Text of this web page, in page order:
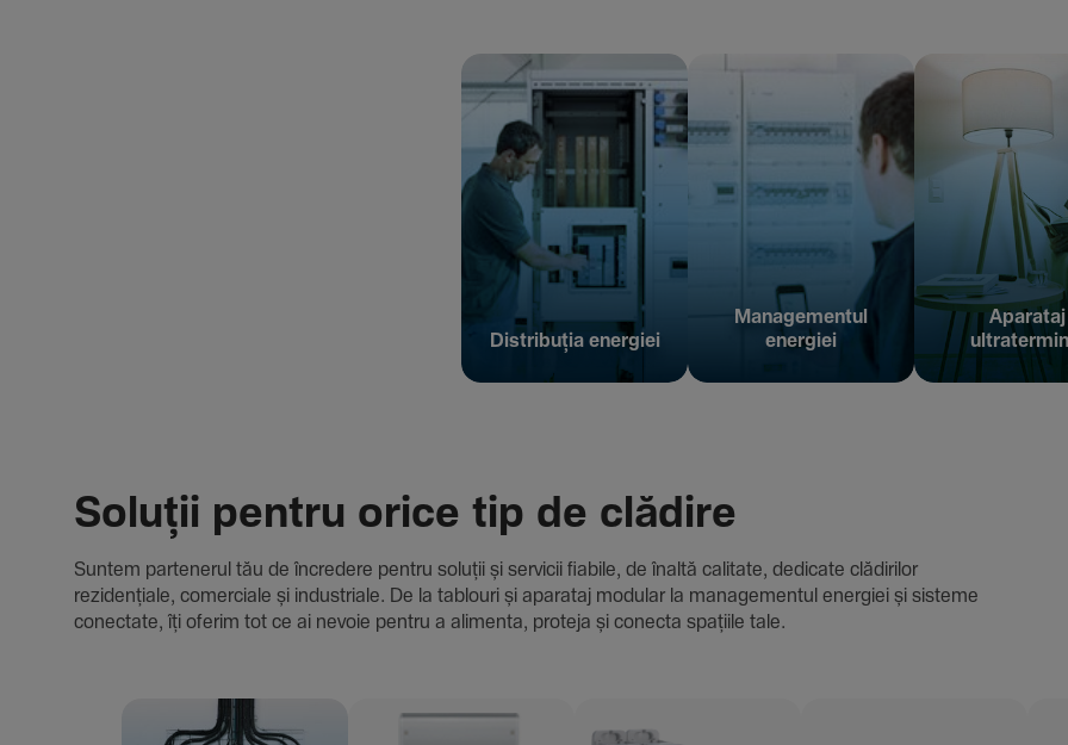
Distribuția energiei
Managementul
energiei
Aparataj
Soluții pentru orice tip de clădire
Suntem parte­nerul tău de încre­dere pentru soluții și servicii fiabile, de înaltă cali­tate, dedi­cate clădi­rilor
rezi­den­țiale, comer­ciale și indus­triale. De la tablouri și aparataj modular la managementul energiei și sisteme
conec­tate, îți oferim tot ce ai nevoie pentru a alimenta, proteja și conecta spațiile tale.